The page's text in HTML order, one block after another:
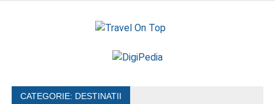
CATEGORIE: DESTINATII